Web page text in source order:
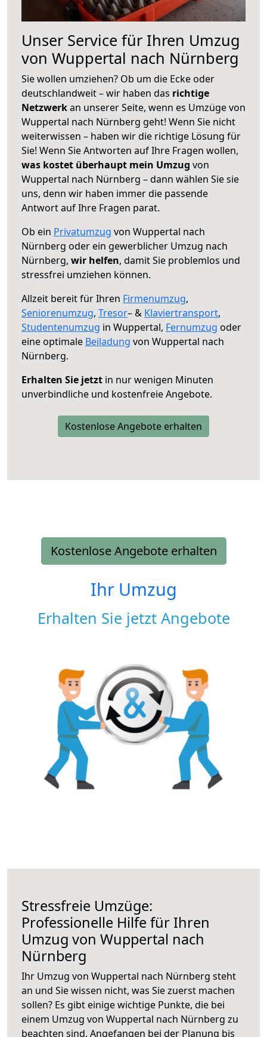
Unser Service für Ihren Umzug
von Wuppertal nach Nürnberg
Sie wollen umziehen? Ob um die Ecke oder
deutschlandweit – wir haben das richtige
Netzwerkan unserer Seite, wenn es Umzüge von
Wuppertal nach Nürnberg geht! Wenn Sie nicht
weiterwissen – haben wir die richtige Lösung für
Sie! Wenn Sie Antworten auf Ihre Fragen wollen,
was kostet überhaupt mein Umzug von
Wuppertal nach Nürnberg – dann wählen Sie sie
uns, denn wir haben immer die passende
Antwort auf Ihre Fragen parat.
Ob ein Privatumzug von Wuppertal nach
Nürnberg oder ein gewerblicher Umzug nach
Nürnberg, wir helfen, damit Sie problemlos und
stressfrei umziehen können.
Allzeit bereit für Ihren Firmenumzug,
Seniorenumzug, Tresor– & Klaviertransport,
Studentenumzug in Wuppertal, Fernumzug oder
eine optimale Beiladung von Wuppertal nach
Nürnberg.
Erhalten Sie jetzt in nur wenigen Minuten
unverbindliche und kostenfreie Angebote.
Kostenlose Angebote erhalten
Kostenlose Angebote erhalten
Ihr Umzug
Erhalten Sie jetzt Angebote
Stressfreie Umzüge:
Professionelle Hilfe für Ihren
Umzug von Wuppertal nach
Nürnberg
Ihr Umzug von Wuppertal nach Nürnberg steht
an und Sie wissen nicht, was Sie zuerst machen
sollen? Es gibt einige wichtige Punkte, die bei
einem Umzug von Wuppertal nach Nürnberg zu
beachten sind. Angefangen bei der Planung bis